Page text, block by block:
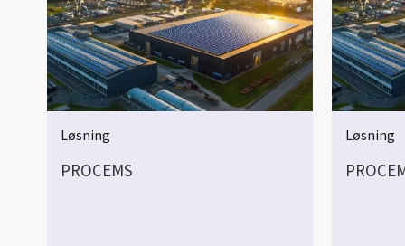
Løsning
PROCEMS
Løsning